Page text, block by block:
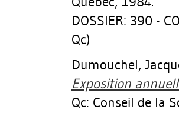
DOSSIER: 390 -
Qc)
Dumouchel,
Exposition
Qc: Conseil de la